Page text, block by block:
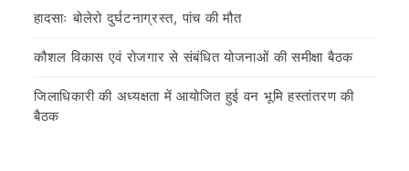
हादसाः बोलेरो दुर्घटनाग्रस्त, पांच की मौत
कौशल विकास एवं रोजगार से संबंधित योजनाओं की समीक्षा बैठक
जिलाधिकारी की अध्यक्षता में आयोजित हुई वन भूमि हस्तांतरण की
बैठक